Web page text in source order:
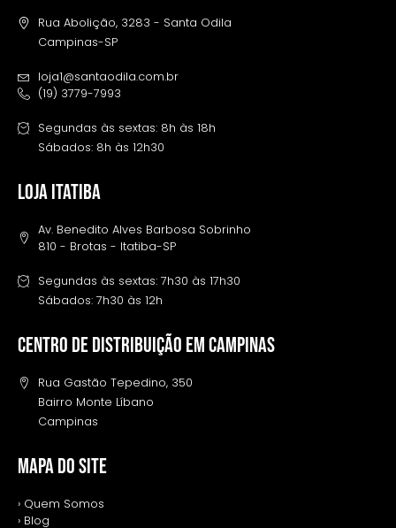
Rua Abolição, 3283 - Santa Odila
Campinas-SP
loja1@santaodila.com.br
(19) 3779-7993
Segundas às sextas: 8h às 18h
Sábados: 8h às 12h30
LOJA ITATIBA
Av. Benedito Alves Barbosa Sobrinho
810 - Brotas - Itatiba-SP
Segundas às sextas: 7h30 às 17h30
Sábados: 7h30 às 12h
Centro de distribuição em campinas
Rua Gastão Tepedino, 350
Bairro Monte Líbano
Campinas
MAPA DO SITE
› Quem Somos
› Blog